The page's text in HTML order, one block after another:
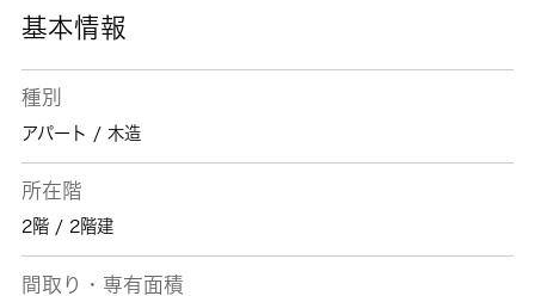
基本情報
種別
アパート / 木造
所在階
2階 / 2階建
間取り・専有面積